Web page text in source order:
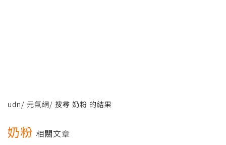
udn/ 元氣網/ 搜尋 奶粉 的結果
奶粉 相關文章